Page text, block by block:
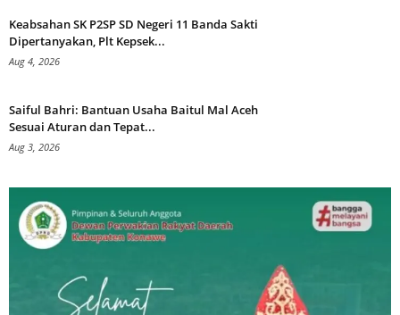
Keabsahan SK P2SP SD Negeri 11 Banda Sakti
Dipertanyakan, Plt Kepsek...
Aug 4, 2026
Saiful Bahri: Bantuan Usaha Baitul Mal Aceh
Sesuai Aturan dan Tepat...
Aug 3, 2026